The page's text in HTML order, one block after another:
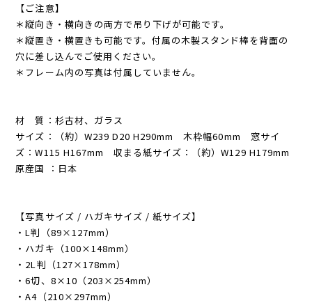
【ご注意】
＊縦向き・横向きの両方で吊り下げが可能です。
＊縦置き・横置きも可能です。付属の木製スタンド棒を背面の
穴に差し込んでご使用ください。
＊フレーム内の写真は付属していません。
材 質：杉古材、ガラス
サイズ：（約）W239 D20 H290mm 木枠幅60mm 窓サイ
ズ：W115 H167mm 収まる紙サイズ：（約）W129 H179mm
原産国 ：日本
【写真サイズ / ハガキサイズ / 紙サイズ】
・L判（89×127mm）
・ハガキ（100×148mm）
・2L判（127×178mm）
・6切、8×10（203×254mm）
・A4（210×297mm）